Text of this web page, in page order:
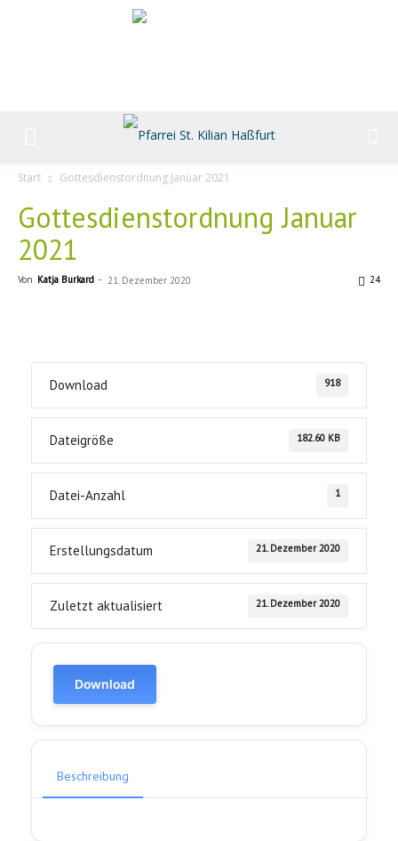
Start Gottesdienstordnung Januar 2021
Gottesdienstordnung Januar
2021
Von Katja Burkard - 21. Dezember 2020 24
Download 918
Dateigröße 182.60 KB
Datei-Anzahl 1
Erstellungsdatum 21. Dezember 2020
Zuletzt aktualisiert 21. Dezember 2020
Download
Beschreibung